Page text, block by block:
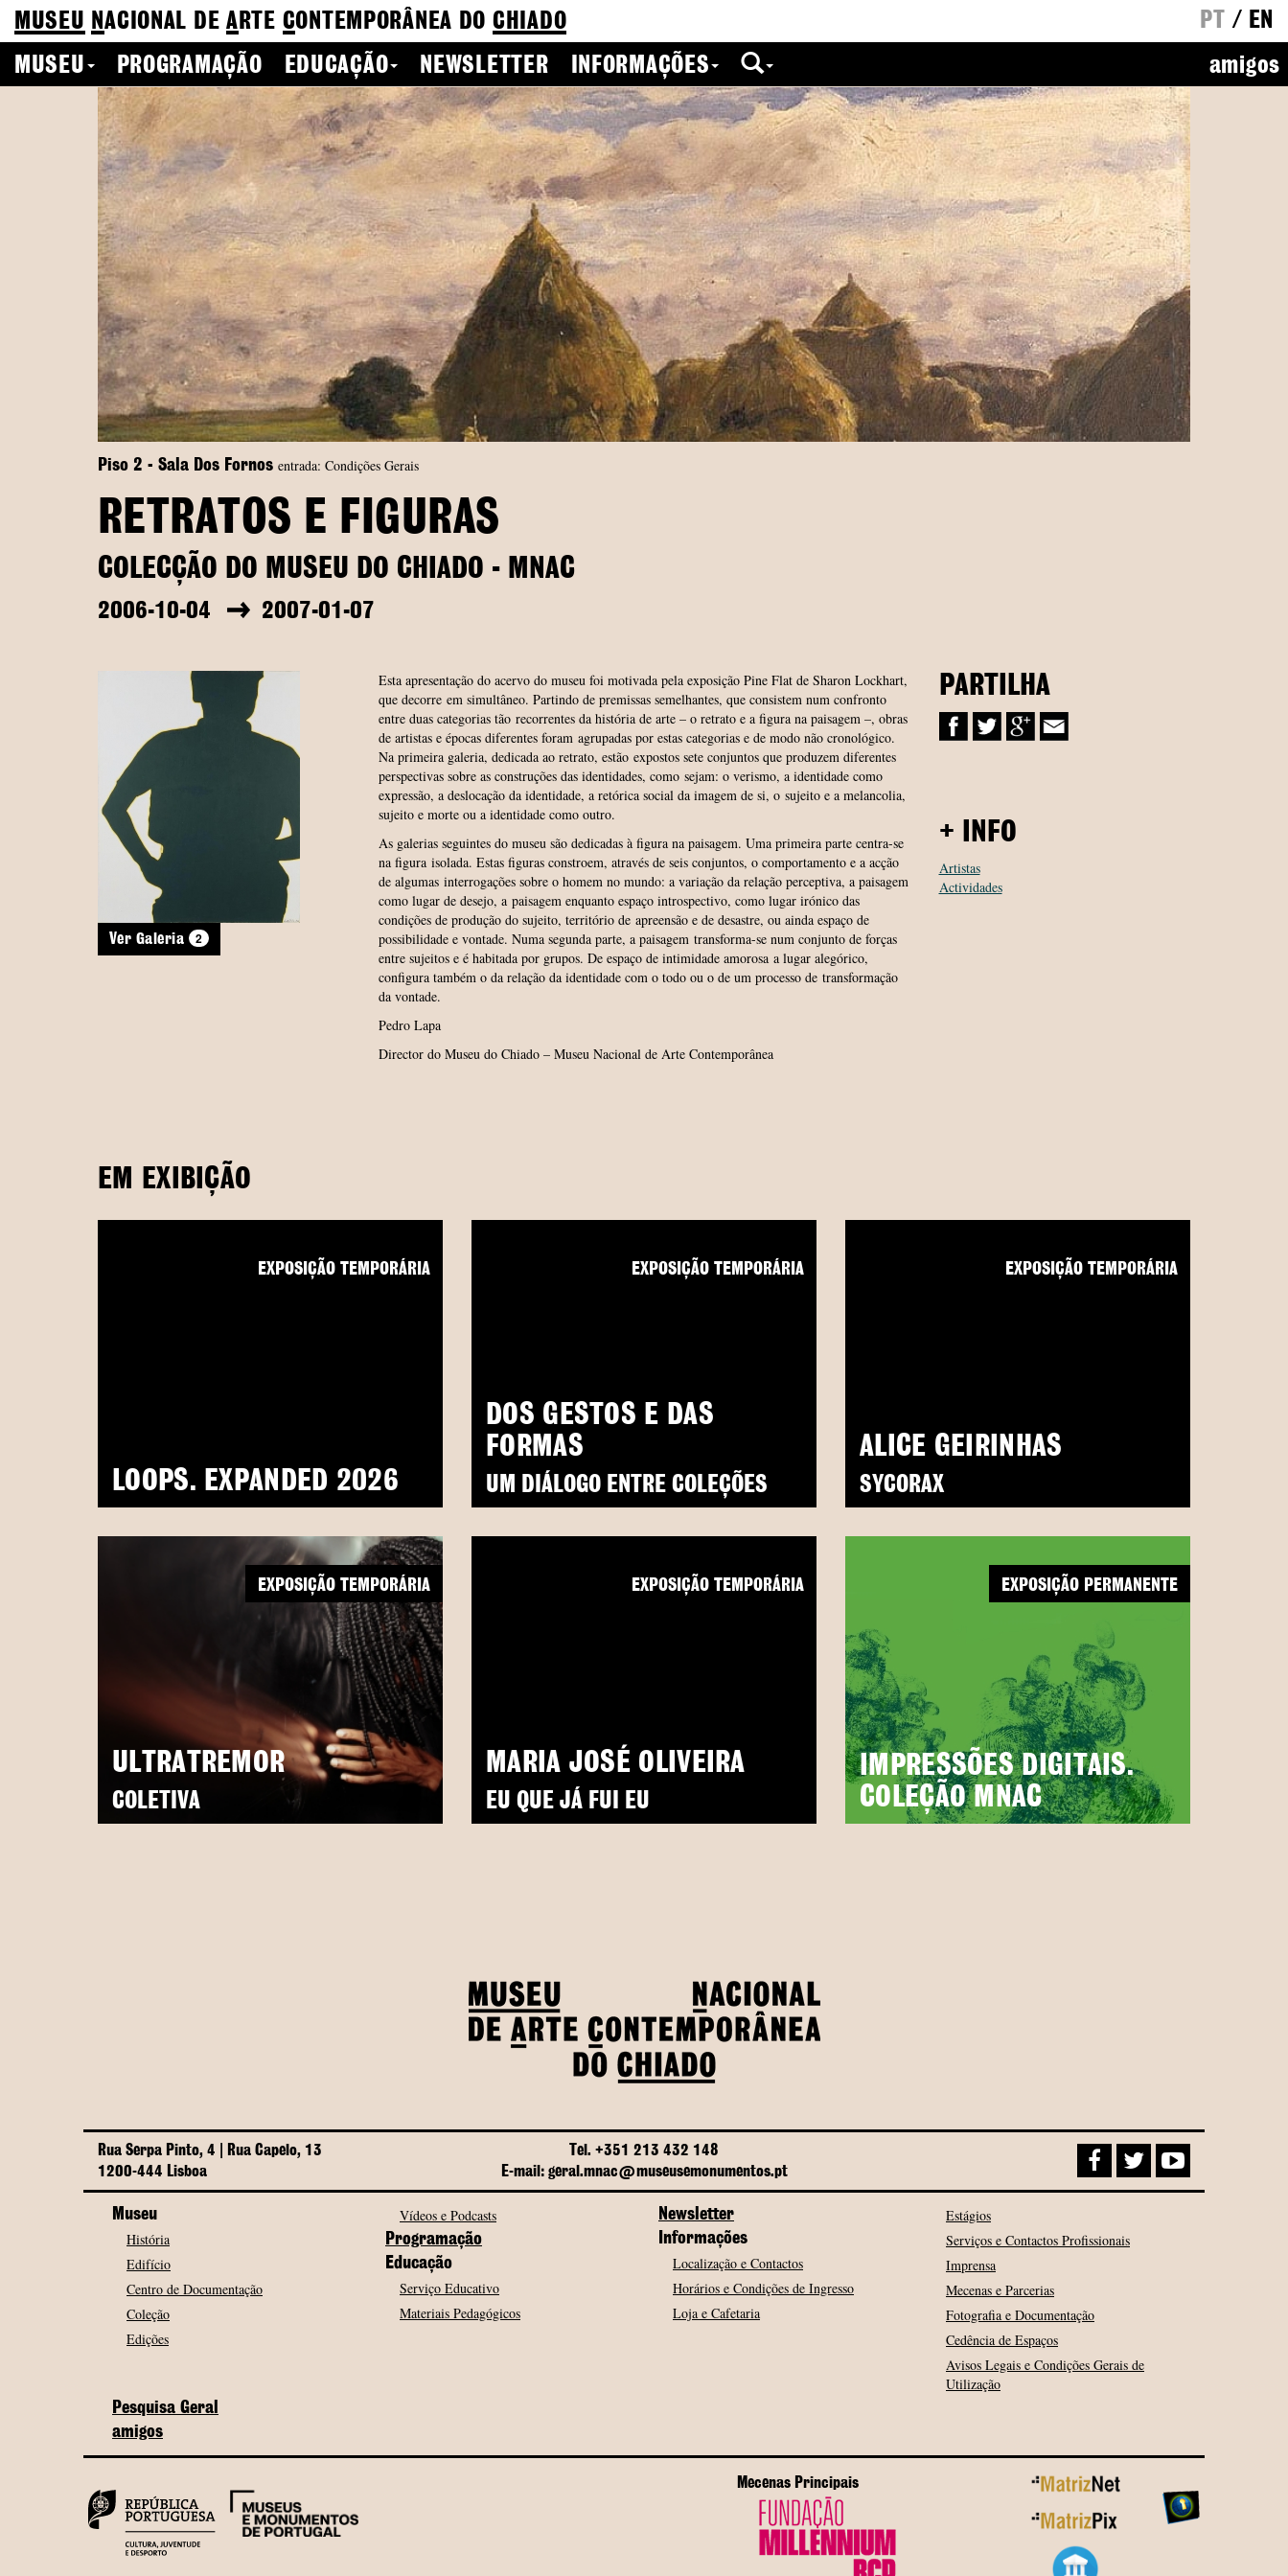
MUSEU NACIONAL DEA RTE CONTEMPORÂNEA DO CHIADO PT / EN
MUSEU
PROGRAMAÇÃO EDUCAÇÃO NEWSLETTER INFORMAÇÕES amigos
Piso 2 - Sala Dos Fornos entrada: Condições Gerais
RETRATOS E FIGURAS
COLECÇÃO DO MUSEU DO CHIADO - MNAC
2006-10-04 2007-01-07
Ver Galeria 2
Esta apresentação do acervo do museu foi motivada pela exposição Pine Flat de Sharon Lockhart,
que decorre em simultâneo. Partindo de premissas semelhantes, que consistem num confronto
entre duas categorias tão recorrentes da história de arte – o retrato e a figura na paisagem –, obras
de artistas e épocas diferentes foram agrupadas por estas categorias e de modo não cronológico.
Na primeira galeria, dedicada ao retrato, estão expostos sete conjuntos que produzem diferentes
perspectivas sobre as construções das identidades, como sejam: o verismo, a identidade como
expressão, a deslocação da identidade, a retórica social da imagem de si, o sujeito e a melancolia,
sujeito e morte ou a identidade como outro.
As galerias seguintes do museu são dedicadas à figura na paisagem. Uma primeira parte centra-se
na figura isolada. Estas figuras constroem, através de seis conjuntos, o comportamento e a acção
de algumas interrogações sobre o homem no mundo: a variação da relação perceptiva, a paisagem
como lugar de desejo, a paisagem enquanto espaço introspectivo, como lugar irónico das
condições de produção do sujeito, território de apreensão e de desastre, ou ainda espaço de
possibilidade e vontade. Numa segunda parte, a paisagem transforma-se num conjunto de forças
entre sujeitos e é habitada por grupos. De espaço de intimidade amorosa a lugar alegórico,
configura também o da relação da identidade com o todo ou o de um processo de transformação
da vontade.
Pedro Lapa
Director do Museu do Chiado – Museu Nacional de Arte Contemporânea
PARTILHA
+ INFO
Artistas
Actividades
EM EXIBIÇÃO
LOOPS. EXPANDED 2026
EXPOSIÇÃO TEMPORÁRIA
DOS GESTOS E DAS
FORMAS
UM DIÁLOGO ENTRE COLEÇÕES
EXPOSIÇÃO TEMPORÁRIA
ALICE GEIRINHAS
SYCORAX
EXPOSIÇÃO TEMPORÁRIA
ULTRATREMOR
COLETIVA
EXPOSIÇÃO TEMPORÁRIA
MARIA JOSÉ OLIVEIRA
EU QUE JÁ FUI EU
EXPOSIÇÃO TEMPORÁRIA
IMPRESSÕES DIGITAIS.
COLEÇÃO MNAC
EXPOSIÇÃO PERMANENTE
Rua Serpa Pinto, 4 | Rua Capelo, 13
1200-444 Lisboa
Tel. +351 213 432 148
E-mail: geral.mnac@museusemonumentos.pt
Museu
História
Edifício
Centro de Documentação
Coleção
Edições
Vídeos e Podcasts
Programação
Educação
Serviço Educativo
Materiais Pedagógicos
Newsletter
Informações
Localização e Contactos
Horários e Condições de Ingresso
Loja e Cafetaria
Estágios
Serviços e Contactos Profissionais
Imprensa
Mecenas e Parcerias
Fotografia e Documentação
Cedência de Espaços
Avisos Legais e Condições Gerais de
Utilização
Pesquisa Geral
amigos
Mecenas Principais